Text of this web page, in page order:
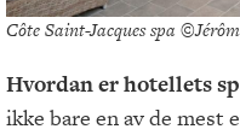
Côte Saint-Jacques spa
Hvordan er hotellets
ikke bare en av de